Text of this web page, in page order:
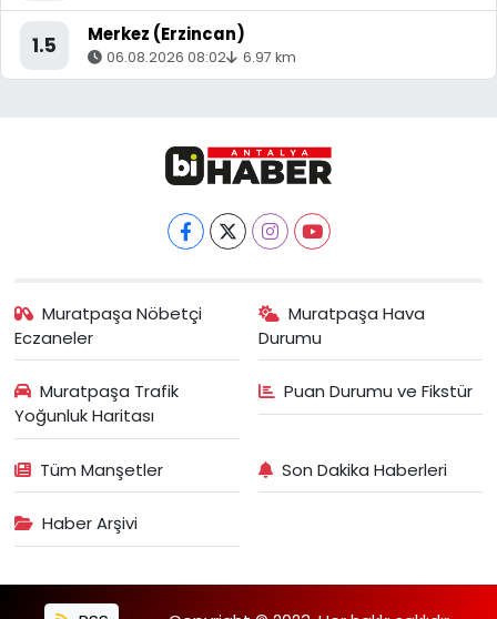
1.5 Merkez (Erzincan)
06.08.2026 08:02 6.97 km
Muratpaşa Nöbetçi
Eczaneler
Muratpaşa Hava
Durumu
Muratpaşa Trafik
Yoğunluk Haritası
Puan Durumu ve Fikstür
Tüm Manşetler Son Dakika Haberleri
Haber Arşivi